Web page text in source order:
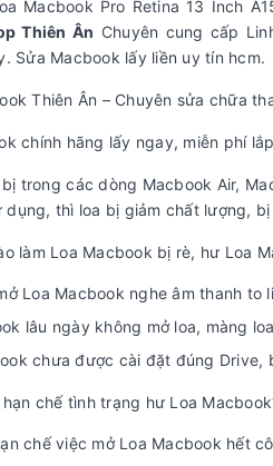
Macbook Pro Retina 13 Inch
Thiên Ân Chuyên cung cấp
Sửa Macbook lấy liền uy tín hcm.
Thiên Ân – Chuyên sửa chữa
chính hãng lấy ngay, miễn phí
trong các dòng Macbook Air,
dụng, thì loa bị giảm chất lượng,
làm Loa Macbook bị rè, hư Loa
Loa Macbook nghe âm thanh to
lâu ngày không mở loa, màng
chưa được cài đặt đúng Drive,
chế tình trạng hư Loa
chế việc mở Loa Macbook hết